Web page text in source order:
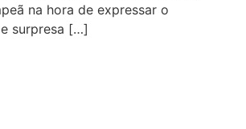
na hora de expressar o
surpresa […]